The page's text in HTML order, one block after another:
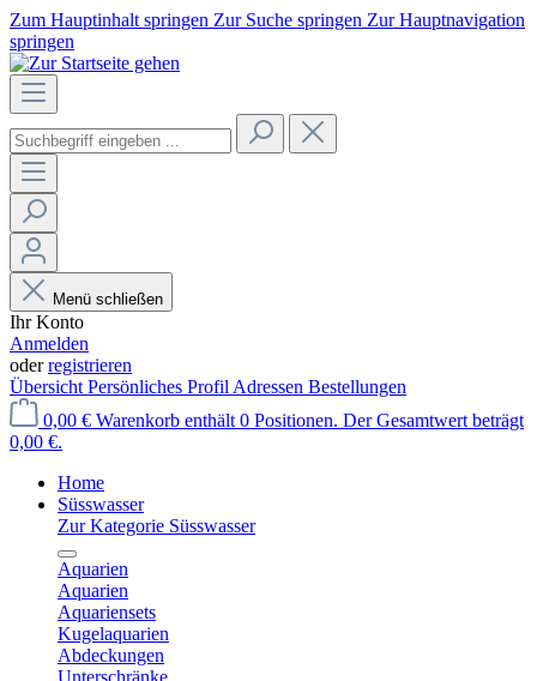
Zum Hauptinhalt springen Zur Suche springen Zur Hauptnavigation
springen
Menü schließen
Ihr Konto
Anmelden
oderregistrieren
Übersicht Persönliches Profil Adressen Bestellungen
0,00 € Warenkorb enthält 0 Positionen. Der Gesamtwert beträgt
0,00 €.
Home
Süsswasser
Zur Kategorie Süsswasser
Aquarien
Aquarien
Aquariensets
Kugelaquarien
Abdeckungen
Unterschränke